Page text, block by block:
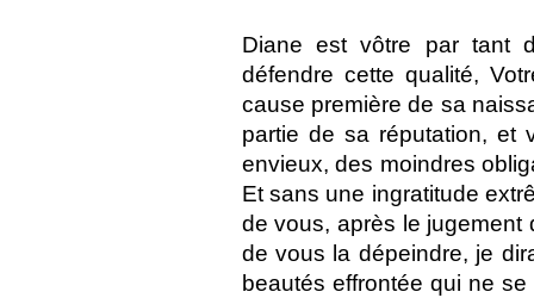
Diane est vôtre par tant
défendre cette qualité,
cause première de sa
partie de sa réputation, et
envieux, des moindres
Et sans une ingratitude
de vous, après le jugement
de vous la dépeindre, je
beautés effrontée qui ne